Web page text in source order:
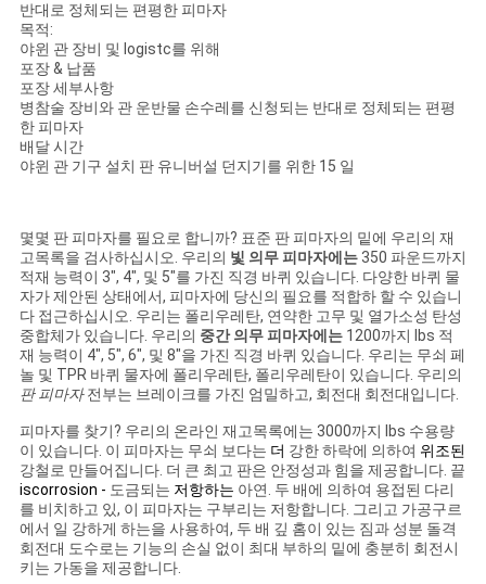
스
조
회
를
요
청
하
다
사
이
트
맵
반대로 정체되는 편평한 피마자
목적:
야윈 관 장비 및 logistc를 위해
포장 & 납품
포장 세부사항
병참술 장비와 관 운반물 손수레를 신청되는 반대로 정체되는 편평
한 피마자
배달 시간
야윈 관 기구 설치 판 유니버설 던지기를 위한 15 일
몇몇 판 피마자를 필요로 합니까? 표준 판 피마자의 밑에 우리의 재
고목록을 검사하십시오. 우리의 빛 의무 피마자에는350 파운드까지
적재 능력이 3", 4", 및 5"를 가진 직경 바퀴 있습니다. 다양한 바퀴 물
자가 제안된 상태에서, 피마자에 당신의 필요를 적합하 할 수 있습니
다 접근하십시오. 우리는 폴리우레탄, 연약한 고무 및 열가소성 탄성
중합체가 있습니다. 우리의 중간 의무 피마자에는1200까지 lbs 적
재 능력이 4", 5", 6", 및 8"을 가진 직경 바퀴 있습니다. 우리는 무쇠 페
놀 및 TPR 바퀴 물자에 폴리우레탄, 폴리우레탄이 있습니다. 우리의
판 피마자전부는 브레이크를 가진 엄밀하고, 회전대 회전대입니다.
피마자를 찾기? 우리의 온라인 재고목록에는 3000까지 lbs 수용량
이 있습니다. 이 피마자는 무쇠 보다는 더 강한 하락에 의하여 위조된
강철로 만들어집니다. 더 큰 최고 판은 안정성과 힘을 제공합니다. 끝
iscorrosion - 도금되는 저항하는 아연. 두 배에 의하여 용접된 다리
를 비치하고 있, 이 피마자는 구부리는 저항합니다. 그리고 가공구르
에서 일 강하게 하는을 사용하여, 두 배 깊 홈이 있는 짐과 성분 돌격
회전대 도수로는 기능의 손실 없이 최대 부하의 밑에 충분히 회전시
키는 가동을 제공합니다.